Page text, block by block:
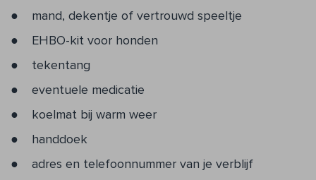
mand, dekentje of vertrouwd speeltje
EHBO-kit voor honden
tekentang
eventuele medicatie
koelmat bij warm weer
handdoek
adres en telefoonnummer van je verblijf